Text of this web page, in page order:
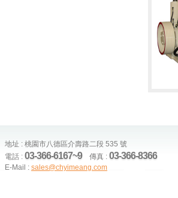
地址 : 桃園市八德區介壽路二段 535 號
電話 : 03-366-6167~9傳真 : 03-366-8366
E-Mail : sales@chyimeang.com